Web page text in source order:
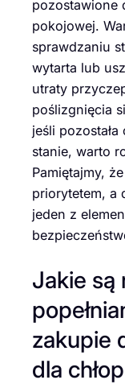
pozostawione
pokojowej.
sprawdzaniu
wytarta lub
utraty
poślizgnięcia
jeśli
stanie, warto
Pamiętajmy,
priorytetem, a
jeden z
Jakie są
zakupie
dla